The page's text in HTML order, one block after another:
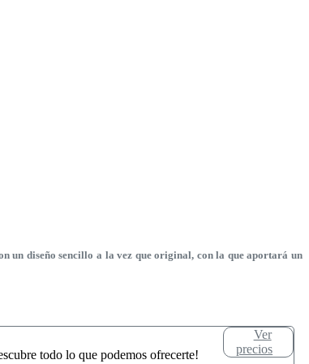
un diseño sencillo a la vez que original, con la que aportará un
todo lo que podemos ofrecerte!
Ver
precios